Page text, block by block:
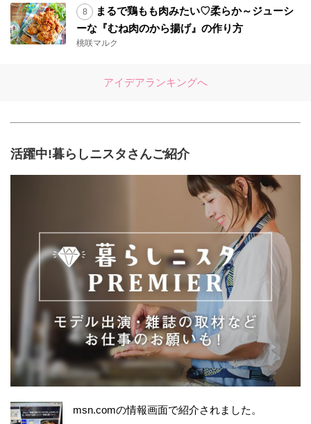
まるで鶏もも肉みたい♡柔らか～ジューシ
ーな『むね肉のから揚げ』の作り方
桃咲マルク
アイデアランキングへ
活躍中!暮らしニスタさんご紹介
msn.comの情報画面で紹介されました。